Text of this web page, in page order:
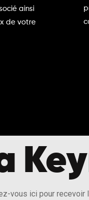
ainsi
de votre
vous ici pour recevoir